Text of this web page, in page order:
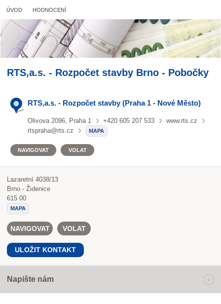
ÚVOD HODNOCENÍ
RTS,a.s. - Rozpočet stavby Brno - Pobočky
RTS,a.s. - Rozpočet stavby (Praha 1 - Nové Město)
Olivova 2096, Praha 1 +420 605 207 533
www.rts.cz
rtspraha@rts.cz
MAPA
NAVIGOVAT VOLAT
Lazaretní 4038/13
Brno - Židenice
615 00
MAPA
NAVIGOVAT VOLAT
ULOŽIT KONTAKT
Napište nám